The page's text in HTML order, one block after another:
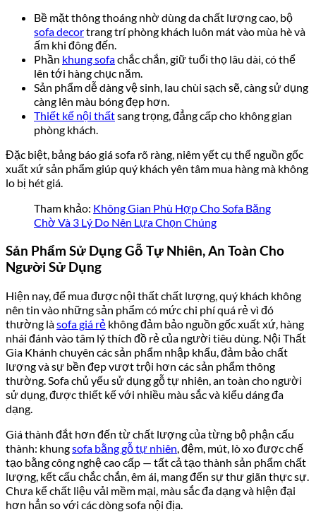
Bề mặt thông thoáng nhờ dùng da chất lượng cao, bộ
sofa decortrang trí phòng khách luôn mát vào mùa hè và
ấm khi đông đến.
Phần khung sofachắc chắn, giữ tuổi thọ lâu dài, có thể
lên tới hàng chục năm.
Sản phẩm dễ dàng vệ sinh, lau chùi sạch sẽ, càng sử dụng
càng lên màu bóng đẹp hơn.
Thiết kế nội thấtsang trọng, đẳng cấp cho không gian
phòng khách.
Đặc biệt, bảng báo giá sofa rõ ràng, niêm yết cụ thể nguồn gốc
xuất xứ sản phẩm giúp quý khách yên tâm mua hàng mà không
lo bị hét giá.
Tham khảo: Không Gian Phù Hợp Cho Sofa Băng
Chờ Và 3 Lý Do Nên Lựa Chọn Chúng
Sản Phẩm Sử Dụng Gỗ Tự Nhiên, An Toàn Cho
Người Sử Dụng
Hiện nay, để mua được nội thất chất lượng, quý khách không
nên tin vào những sản phẩm có mức chi phí quá rẻ vì đó
thường làsofa giá rẻ không đảm bảo nguồn gốc xuất xứ, hàng
nhái đánh vào tâm lý thích đồ rẻ của người tiêu dùng. Nội Thất
Gia Khánh chuyên các sản phẩm nhập khẩu, đảm bảo chất
lượng và sự bền đẹp vượt trội hơn các sản phẩm thông
thường. Sofa chủ yếu sử dụng gỗ tự nhiên, an toàn cho người
sử dụng, được thiết kế với nhiều màu sắc và kiểu dáng đa
dạng.
Giá thành đắt hơn đến từ chất lượng của từng bộ phận cấu
thành: khungsofa bằng gỗ tự nhiên, đệm, mút, lò xo được chế
tạo bằng công nghệ cao cấp — tất cả tạo thành sản phẩm chất
lượng, kết cấu chắc chắn, êm ái, mang đến sự thư giãn thực sự.
Chưa kể chất liệu vải mềm mại, màu sắc đa dạng và hiện đại
hơn hẳn so với các dòng sofa nội địa.